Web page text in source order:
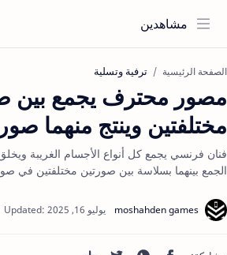
مشاهدين
الصفحة الرئيسية ترفية وتسلية
مصور محترف يجمع بين
مختلفتين وينتج منهما
فنان فرنسي يجمع كل أنواع الأجسام الغريبة
الجمع بينهما بسلاسة بين صورتين مختلفتين في